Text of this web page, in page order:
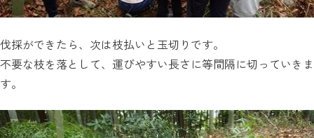
伐採ができたら、次は枝払いと玉切りです。
不要な枝を落として、運びやすい長さに等間隔に切っていきま
す。